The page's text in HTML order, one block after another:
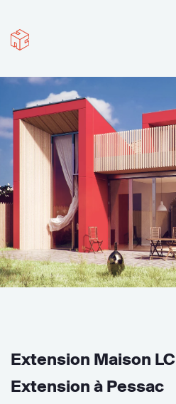
Extension Maison LC
Extension à Pessac